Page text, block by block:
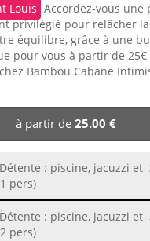
Louis Accordez-vous une
privilégié pour relâcher
équilibre, grâce à une
pour vous à partir de
Bambou Cabane
à partir de 25.00 €
: piscine, jacuzzi et
pers)
: piscine, jacuzzi et
pers)